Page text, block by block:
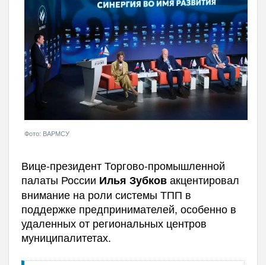
Фото: ВАРМСУ
Вице-президент Торгово-промышленной
палаты России Илья Зубковакцентировал
внимание на роли системы ТПП в
поддержке предпринимателей, особенно в
удаленных от региональных центров
муниципалитетах.